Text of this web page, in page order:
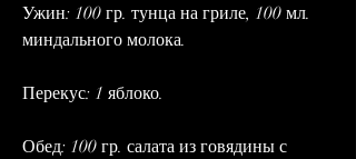
Ужин: 100 гр. тунца на гриле, 100 мл.
миндального молока.
Перекус: 1 яблоко.
Обед: 100 гр. салата из говядины с